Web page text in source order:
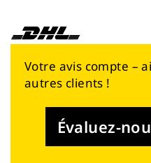
Votre avis compte –
autres clients !
Évaluez-